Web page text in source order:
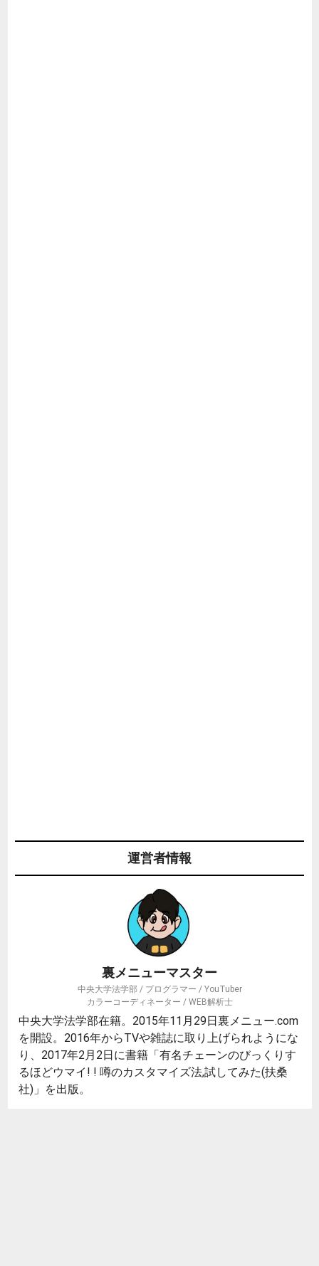
運営者情報
裏メニューマスター
中央大学法学部 / プログラマー / YouTuber
カラーコーディネーター / WEB解析士
中央大学法学部在籍。2015年11月29日裏メニュー.com
を開設。2016年からTVや雑誌に取り上げられようにな
り、2017年2月2日に書籍「有名チェーンのびっくりす
るほどウマイ! ! 噂のカスタマイズ法,試してみた(扶桑
社)」を出版。